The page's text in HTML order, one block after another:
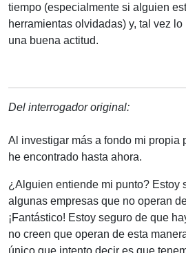
tiempo (especialmente si alguien
herramientas olvidadas) y, tal vez
una buena actitud.
Del interrogador original:
Al investigar más a fondo mi propia
he encontrado hasta ahora.
¿Alguien entiende mi punto? Estoy
algunas empresas que no operan
¡Fantástico! Estoy seguro de que
no creen que operan de esta
único que intento decir es que